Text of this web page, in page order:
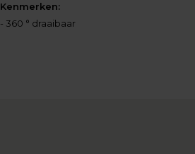
Kenmerken:
- 360 ° draaibaar